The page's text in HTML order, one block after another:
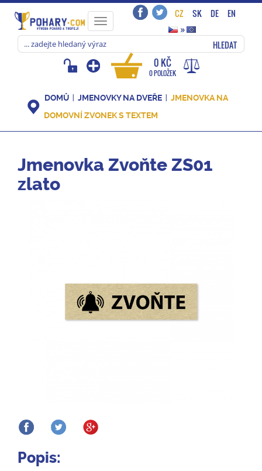
Toggle
navigation
CZ SK DE
EN
»
HLEDAT
0 KČ
0 POLOŽEK
DOMŮ JMENOVKY NA DVEŘE
JMENOVKA NA
DOMOVNÍ ZVONEK S TEXTEM
Jmenovka Zvoňte ZS01
zlato
Popis: